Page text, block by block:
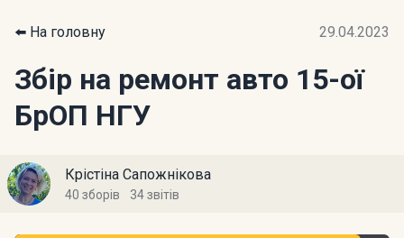
⬅️ На головну 29.04.2023
Збір на ремонт авто 15-ої
БрОП НГУ
Крістіна Сапожнікова
40 зборів 34 звітів